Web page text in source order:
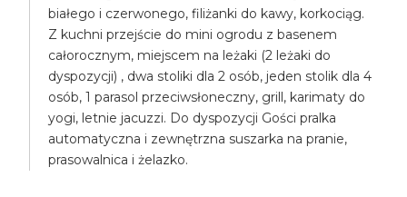
białego i czerwonego, filiżanki do kawy, korkociąg.
Z kuchni przejście do mini ogrodu z basenem
całorocznym, miejscem na leżaki (2 leżaki do
dyspozycji) , dwa stoliki dla 2 osób, jeden stolik dla 4
osób, 1 parasol przeciwsłoneczny, grill, karimaty do
yogi, letnie jacuzzi. Do dyspozycji Gości pralka
automatyczna i zewnętrzna suszarka na pranie,
prasowalnica i żelazko.